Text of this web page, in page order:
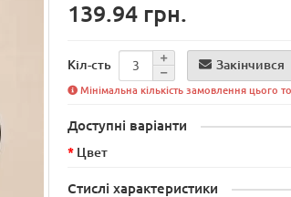
139.94 грн.
Кіл-сть Закінчився
Мінімальна кількість замовлення цього
Доступні варіанти
Цвет
Стислі характеристики